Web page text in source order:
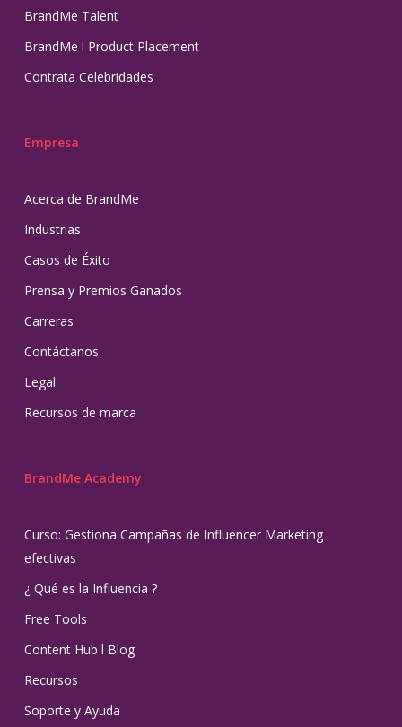
BrandMe Talent
BrandMe l Product Placement
Contrata Celebridades
Empresa
Acerca de BrandMe
Industrias
Casos de Éxito
Prensa y Premios Ganados
Carreras
Contáctanos
Legal
Recursos de marca
BrandMe Academy
Curso: Gestiona Campañas de Influencer Marketing
efectivas
¿ Qué es la Influencia ?
Free Tools
Content Hub l Blog
Recursos
Soporte y Ayuda